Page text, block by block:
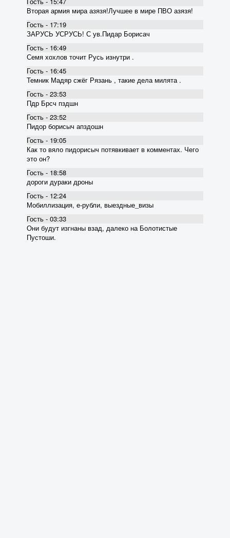
Вторая армия мира азязя!Лучшее в мире ПВО азязя!
Гость - 17:19
ЗАРУСЬ УСРУСЬ! С ув.Пидар Борисач
Гость - 16:49
Семя хохлов точит Русь изнутри .
Гость - 16:45
Темник Мадяр сжёг Рязань , такие дела милята .
Гость - 23:53
Пдр Брсч пздшн
Гость - 23:52
Пидор борисыч апздошн
Гость - 19:05
Как то вяло пидорисыч потявкивает в комментах. Чего
это он?
Гость - 18:58
дороги дураки дроны
Гость - 12:24
Мобиллизация, е-рубли, выездные_визы
Гость - 03:33
Они будут изгнаны взад, далеко на Болотистые
Пустоши.